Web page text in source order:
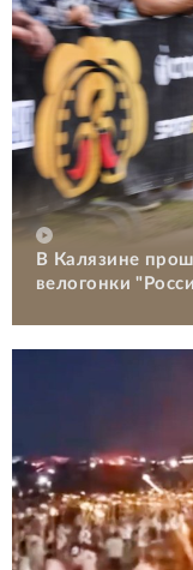
В Калязине
велогонки